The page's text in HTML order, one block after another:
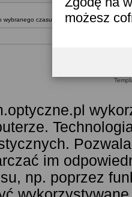
możesz
czasu. Można wybrać metodę
im
np. poprzez